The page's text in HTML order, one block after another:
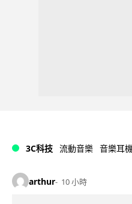
3C科技 流動音樂 音樂耳
arthur 10 小時